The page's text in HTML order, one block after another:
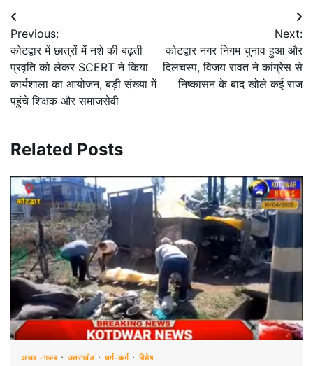
Post
navigation
Previous:
कोटद्वार में छात्रों में नशे की बढ़ती
प्रवृति को लेकर SCERT ने किया
कार्यशाला का आयोजन, बड़ी संख्या में
पहुंचे शिक्षक और समाजसेवी
Next:
कोटद्वार नगर निगम चुनाव हुआ और
दिलचस्प, विजय रावत ने कांग्रेस से
निष्कासन के बाद खोले कई राज
Related Posts
अजब -गजब उत्तराखंड धर्म-कर्म विशेष